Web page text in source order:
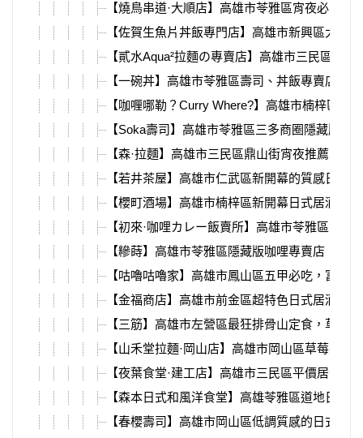
【燒鳥串道·大順店】高雄市苓雅區宵夜必吃串
【佐賀生魚片丼飯專門店】高雄市新興區大份
【貳水Aqua²拉麵の專賣店】高雄市三民區建
【一碗丼】高雄市苓雅區壽司、丼飯專賣店，
【咖喱哪勒？Curry Where?】高雄市楠梓區平
【Soka壽司】高雄市苓雅區三多商圈隱藏版日
【森·拉麵】高雄市三民區鼎山街宵夜推薦，平
【若井茶屋】高雄市仁武區新開幕的質感日式
【櫻町酒場】高雄市楠梓區新開幕日式居酒屋
【初來·咖哩カレー飯賣所】高雄市苓雅區三多
【糝蒔】高雄市苓雅區隱藏版咖哩專賣店，炸
【咕嚕咕嚕家】高雄市鳳山區五甲必吃，富士
【金福商店】高雄市前金區超特色日式居酒屋
【三筋】高雄市左營區最狂排骨山定食，草莓
【山禾堂拉麵·岡山店】高雄市岡山區草莓季必
【夜葉食堂·建工店】高雄市三民區平價居酒屋
【森本日式和風洋食堂】高雄苓雅區道地日本
【春櫻壽司】高雄市岡山區低調質感的日式料